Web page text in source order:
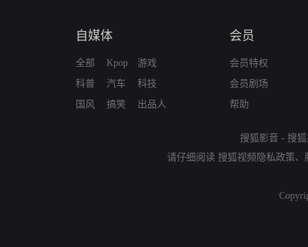
自媒体
全部
科普
国风
Kpop
汽车
搞笑
游戏
科技
出品人
会员
会员特权
会员剧场
帮助
搜狐影音 - 搜
请仔细阅读 搜狐视频隐私政策、